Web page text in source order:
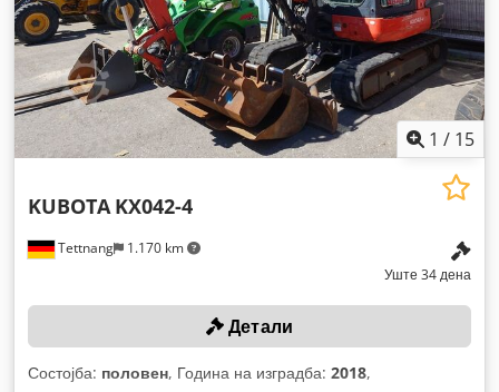
1 / 15
Tettnang 1.170 km
KUBOTA KX042-4
Уште 34 дена
Детали
Состојба: половен, Година на изградба: 2018,